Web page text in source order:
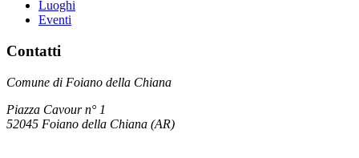
Luoghi
Eventi
Contatti
Comune di Foiano della Chiana
Piazza Cavour n° 1
52045 Foiano della Chiana (AR)